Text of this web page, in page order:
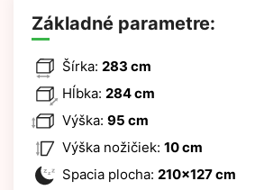
Základné parametre:
Šírka: 283 cm
Hĺbka: 284 cm
Výška: 95 cm
Výška nožičiek: 10 cm
Spacia plocha: 210x127 cm